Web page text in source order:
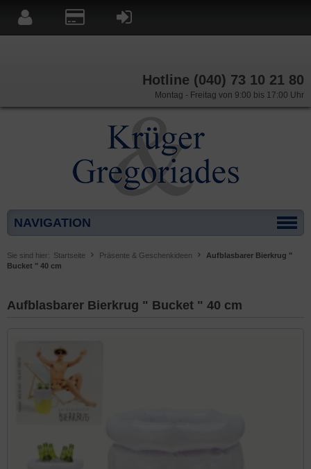
Hotline (040) 73 10 21 80
Montag - Freitag von 9:00 bis 17:00 Uhr
NAVIGATION
Sie sind hier: Startseite Präsente & Geschenkideen
Aufblasbarer Bierkrug "
Bucket " 40 cm
Aufblasbarer Bierkrug " Bucket " 40 cm